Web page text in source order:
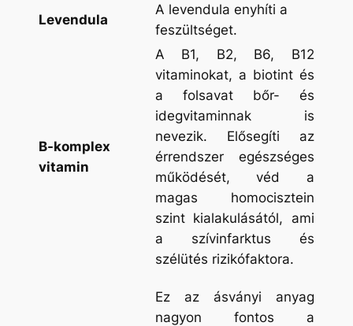
Levendula
A levendula enyhíti a
feszültséget.
B-komplex
vitamin
A B1, B2, B6, B12
vitaminokat, a biotint és
a folsavat bőr- és
idegvitaminnak is
nevezik. Elősegíti az
érrendszer egészséges
működését, véd a
magas homocisztein
szint kialakulásától, ami
a szívinfarktus és
szélütés rizikófaktora.
Ez az ásványi anyag
nagyon fontos a